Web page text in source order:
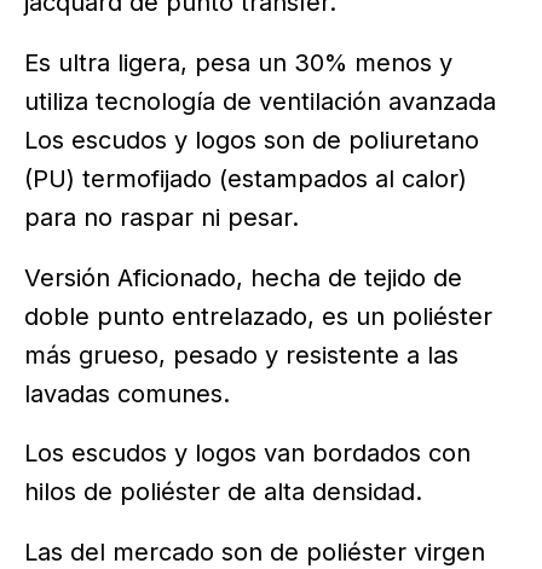
Es ultra ligera, pesa un 30% menos y
utiliza tecnología de ventilación avanzada
Los escudos y logos son de poliuretano
(PU) termofijado (estampados al calor)
para no raspar ni pesar.
Versión Aficionado, hecha de tejido de
doble punto entrelazado, es un poliéster
más grueso, pesado y resistente a las
lavadas comunes.
Los escudos y logos van bordados con
hilos de poliéster de alta densidad.
Las del mercado son de poliéster virgen